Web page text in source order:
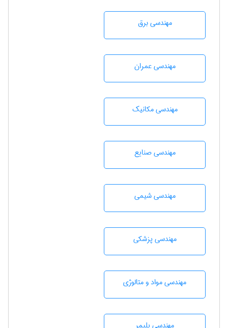
مهندسی برق
مهندسی عمران
مهندسی مکانیک
مهندسی صنايع
مهندسي شيمی
مهندسی پزشکی
مهندسی مواد و متالوژی